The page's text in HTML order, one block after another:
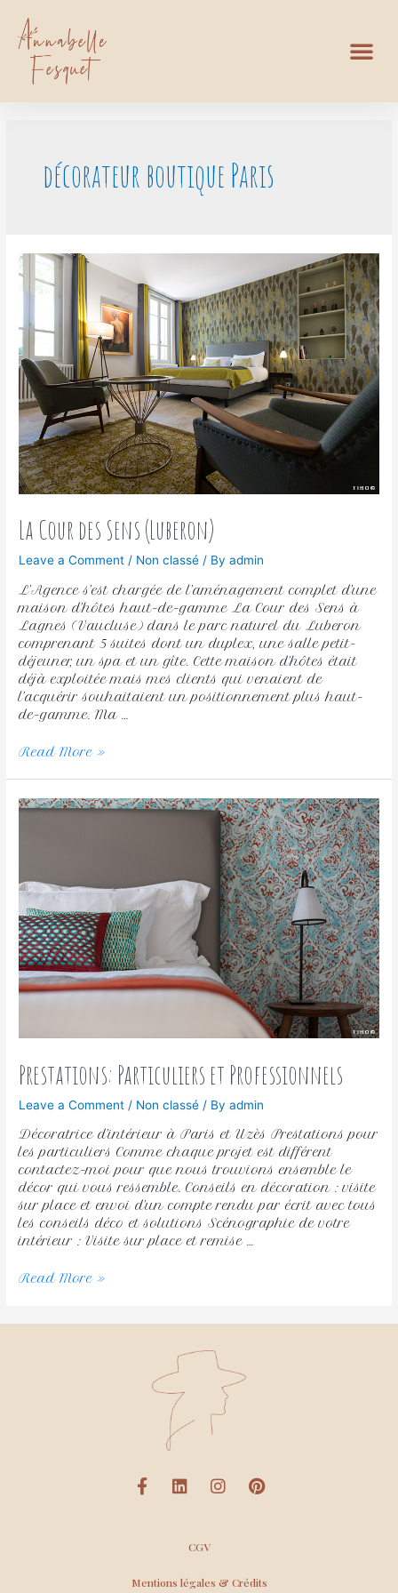
décorateur boutique Paris
La Cour des Sens (Luberon)
Leave a Comment / Non classé / Byadmin
L’Agence s’est chargée de l’aménagement complet d’une
maison d’hôtes haut-de-gamme La Cour des Sens à
Lagnes (Vaucluse) dans le parc naturel du Luberon
comprenant 5 suites dont un duplex, une salle petit-
déjeuner, un spa et un gîte. Cette maison d’hôtes était
déjà exploitée mais mes clients qui venaient de
l’acquérir souhaitaient un positionnement plus haut-
de-gamme. Ma …
Read More »
Prestations: Particuliers et Professionnels
Leave a Comment / Non classé / Byadmin
Décoratrice d’intérieur à Paris et Uzès Prestations pour
les particuliers Comme chaque projet est différent
contactez-moi pour que nous trouvions ensemble le
décor qui vous ressemble. Conseils en décoration : visite
sur place et envoi d’un compte rendu par écrit avec tous
les conseils déco et solutions Scénographie de votre
intérieur : Visite sur place et remise …
Read More »
CGV
Mentions légales & Crédits